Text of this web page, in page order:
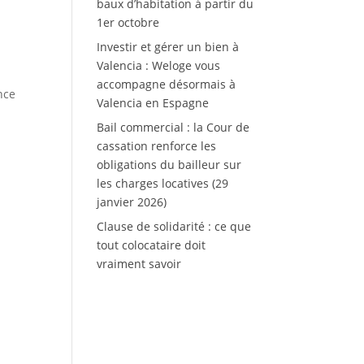
baux d’habitation à partir du
1er octobre
Investir et gérer un bien à
Valencia : Weloge vous
accompagne désormais à
Valencia en Espagne
Bail commercial : la Cour de
cassation renforce les
obligations du bailleur sur
les charges locatives (29
janvier 2026)
Clause de solidarité : ce que
tout colocataire doit
vraiment savoir